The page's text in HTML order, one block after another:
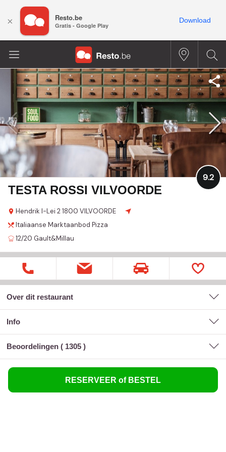
TESTA ROSSI VILVOORDE
Hendrik I-Lei 21800 VILVOORDE
9.2
Italiaanse Marktaanbod Pizza
12/20 Gault&Millau
Over dit restaurant
Info
Beoordelingen ( 1305 )
RESERVEER of BESTEL
× Resto.be
Gratis - Google Play
Download